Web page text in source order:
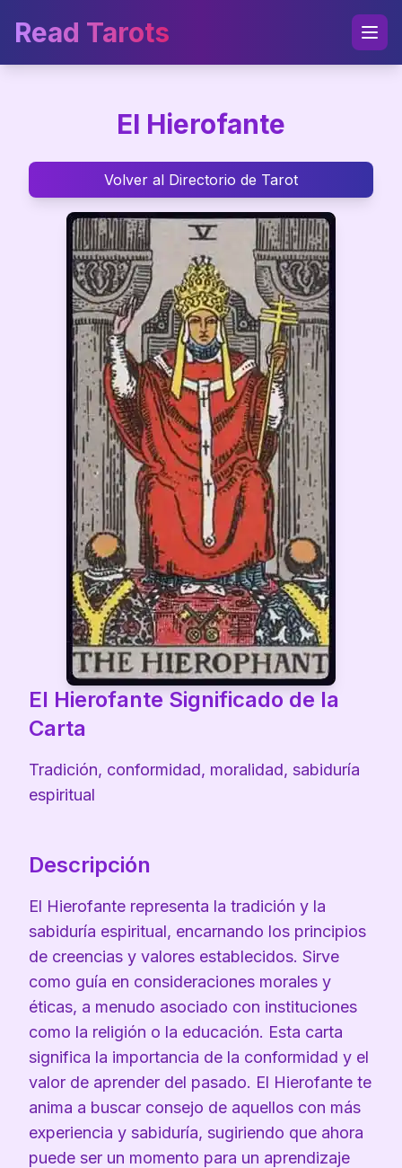
Read Tarots
El Hierofante
Volver al Directorio de Tarot
El Hierofante Significado de la
Carta
Tradición, conformidad, moralidad, sabiduría
espiritual
Descripción
El Hierofante representa la tradición y la
sabiduría espiritual, encarnando los principios
de creencias y valores establecidos. Sirve
como guía en consideraciones morales y
éticas, a menudo asociado con instituciones
como la religión o la educación. Esta carta
significa la importancia de la conformidad y el
valor de aprender del pasado. El Hierofante te
anima a buscar consejo de aquellos con más
experiencia y sabiduría, sugiriendo que ahora
puede ser un momento para un aprendizaje